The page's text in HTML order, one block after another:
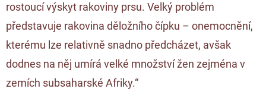
rostoucí výskyt rakoviny prsu. Velký problém
představuje rakovina děložního čípku – onemocnění,
kterému lze relativně snadno předcházet, avšak
dodnes na něj umírá velké množství žen zejména v
zemích subsaharské Afriky.“